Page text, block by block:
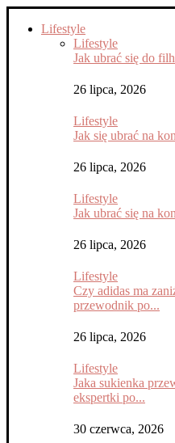
Lifestyle
Lifestyle
Jak ubrać się do
26 lipca, 2026
Lifestyle
Jak się ubrać na
26 lipca, 2026
Lifestyle
Jak ubrać się na
26 lipca, 2026
Lifestyle
Czy adidas ma
przewodnik po...
26 lipca, 2026
Lifestyle
Jaka sukienka
ekspertki po...
30 czerwca, 2026